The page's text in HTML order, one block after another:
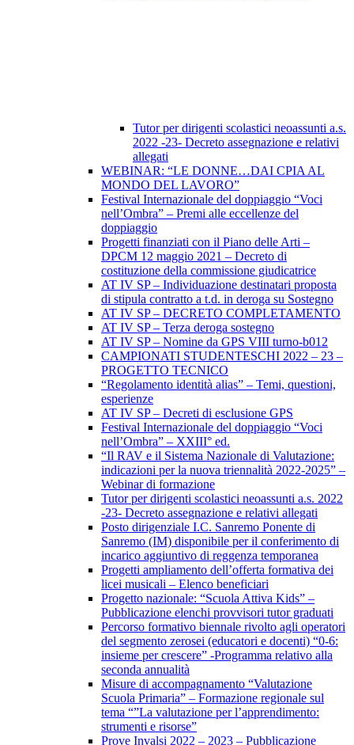
Tutor per dirigenti scolastici neoassunti a.s.
2022 -23- Decreto assegnazione e relativi
allegati
WEBINAR: “LE DONNE…DAI CPIA AL
MONDO DEL LAVORO”
Festival Internazionale del doppiaggio “Voci
nell’Ombra” – Premi alle eccellenze del
doppiaggio
Progetti finanziati con il Piano delle Arti –
DPCM 12 maggio 2021 – Decreto di
costituzione della commissione giudicatrice
AT IV SP – Individuazione destinatari proposta
di stipula contratto a t.d. in deroga su Sostegno
AT IV SP – DECRETO COMPLETAMENTO
AT IV SP – Terza deroga sostegno
AT IV SP – Nomine da GPS VIII turno-b012
CAMPIONATI STUDENTESCHI 2022 – 23 –
PROGETTO TECNICO
“Regolamento identità alias” – Temi, questioni,
esperienze
AT IV SP – Decreti di esclusione GPS
Festival Internazionale del doppiaggio “Voci
nell’Ombra” – XXIII° ed.
“Il RAV e il Sistema Nazionale di Valutazione:
indicazioni per la nuova triennalità 2022-2025” –
Webinar di formazione
Tutor per dirigenti scolastici neoassunti a.s. 2022
-23- Decreto assegnazione e relativi allegati
Posto dirigenziale I.C. Sanremo Ponente di
Sanremo (IM) disponibile per il conferimento di
incarico aggiuntivo di reggenza temporanea
Progetti ampliamento dell’offerta formativa dei
licei musicali – Elenco beneficiari
Progetto nazionale: “Scuola Attiva Kids” –
Pubblicazione elenchi provvisori tutor graduati
Percorso formativo biennale rivolto agli operatori
del segmento zerosei (educatori e docenti) “0-6:
insieme per crescere” -Programma relativo alla
seconda annualità
Misure di accompagnamento “Valutazione
Scuola Primaria” – Formazione regionale sul
tema “”La valutazione per l’apprendimento:
strumenti e risorse”
Prove Invalsi 2022 – 2023 – Pubblicazione